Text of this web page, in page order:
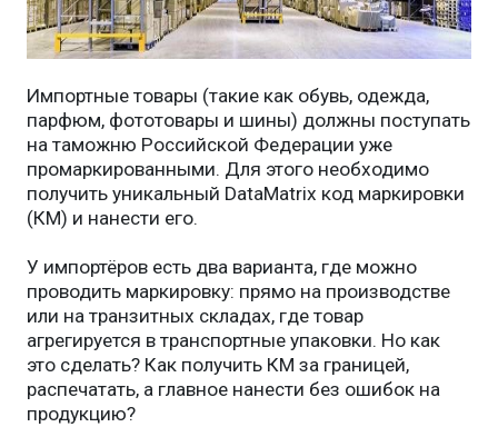
Импортные товары (такие как обувь, одежда,
парфюм, фототовары и шины) должны поступать
на таможню Российской Федерации уже
промаркированными. Для этого необходимо
получить уникальный DataMatrix код маркировки
(КМ) и нанести его.
У импортёров есть два варианта, где можно
проводить маркировку: прямо на производстве
или на транзитных складах, где товар
агрегируется в транспортные упаковки. Но как
это сделать? Как получить КМ за границей,
распечатать, а главное нанести без ошибок на
продукцию?